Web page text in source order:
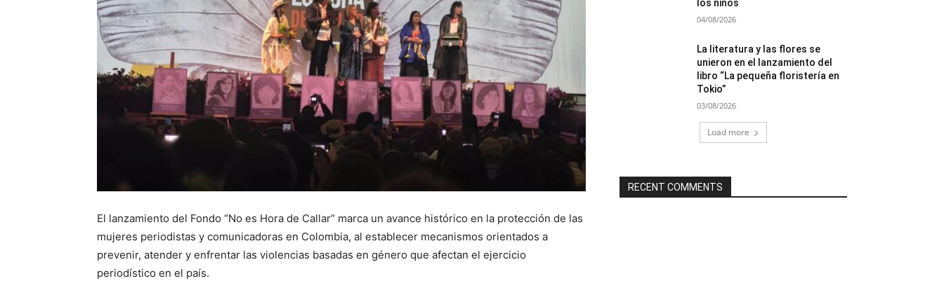
El lanzamiento del Fondo “No es Hora de Callar” marca un avance histórico en la protección de las
mujeres periodistas y comunicadoras en Colombia, al establecer mecanismos orientados a
prevenir, atender y enfrentar las violencias basadas en género que afectan el ejercicio
periodístico en el país.
los niños
04/08/2026
La literatura y las flores se
unieron en el lanzamiento del
libro “La pequeña floristería en
Tokio”
03/08/2026
Load more
RECENT COMMENTS